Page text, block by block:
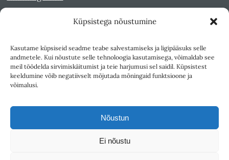
Küpsistega nõustumine
Kasutame küpsiseid seadme teabe salvestamiseks ja ligipääsuks selle
andmetele. Kui nõustute selle tehnoloogia kasutamisega, võimaldab see
meil töödelda sirvimiskäitumist ja teie harjumusi sel saidil. Küpsistest
keeldumine võib negatiivselt mõjutada mõningaid funktsioone ja
võimalusi.
Nõustun
Ei nõustu
Kultuurileht 1994-1997
Reede 1989-1990
Sirp ja Vasar 1940-1989
Teksti- ja andmekaeve